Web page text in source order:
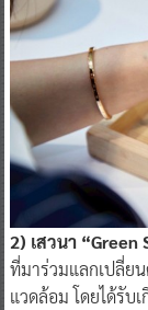
2) เสวนา “Green
ที่มาร่วมแลกเปลี่ย
แวดล้อม โดยได้รับ